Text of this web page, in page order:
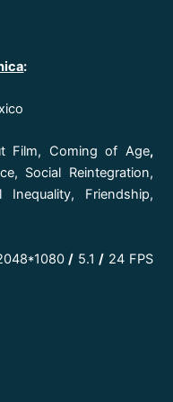
:
Film, Coming of Age,
Social Reintegration,
Inequality, Friendship,
/ 5.1/ 24 FPS